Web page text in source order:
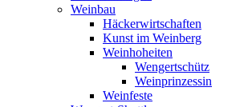
Weinbau
Häckerwirtschaften
Kunst im Weinberg
Weinhoheiten
Wengertschütz
Weinprinzessin
Weinfeste